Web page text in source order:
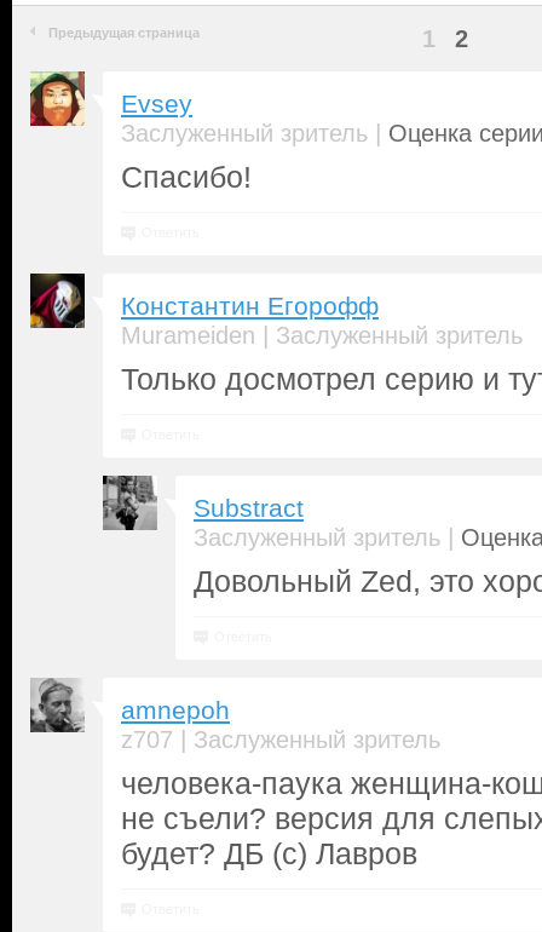
Предыдущая страница 1 2
Evsey
Заслуженный зритель | Оценка
Спасибо!
Константин Егорофф
Murameiden | Заслуженный зритель
Только досмотрел серию и
Substract
Заслуженный зритель |
Довольный Zed, это
amnepoh
z707 | Заслуженный зритель
человека-паука женщина-
не съели? версия для
будет? ДБ (с) Лавров